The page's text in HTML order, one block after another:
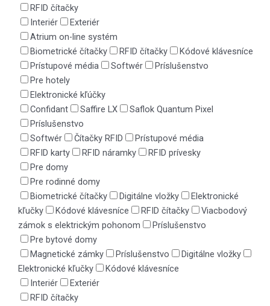
RFID čítačky
Interiér
Exteriér
Atrium on-line systém
Biometrické čítačky
RFID čítačky
Kódové klávesníce
Prístupové média
Softwér
Príslušenstvo
Pre hotely
Elektronické kľúčky
Confidant
Saffire LX
Saflok Quantum Pixel
Príslušenstvo
Softwér
Čítačky RFID
Prístupové média
RFID karty
RFID náramky
RFID prívesky
Pre domy
Pre rodinné domy
Biometrické čítačky
Digitálne vložky
Elektronické
kľučky
Kódové klávesníce RFID čítačky
Viacbodový
zámok s elektrickým pohonom
Príslušenstvo
Pre bytové domy
Magnetické zámky
Príslušenstvo
Digitálne vložky
Elektronické kľučky
Kódové klávesníce
Interiér
Exteriér
RFID čítačky